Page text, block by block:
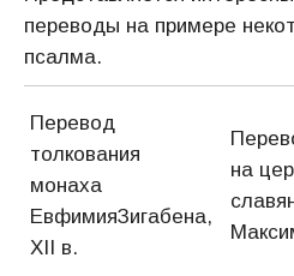
переводы на примере
псалма.
Перевод
толкования
монаха
ЕвфимияЗигабена,
XII в.
на